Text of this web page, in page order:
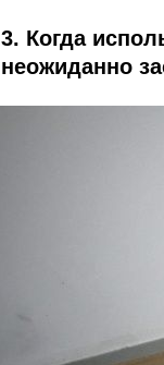
3. Когда
неожиданно